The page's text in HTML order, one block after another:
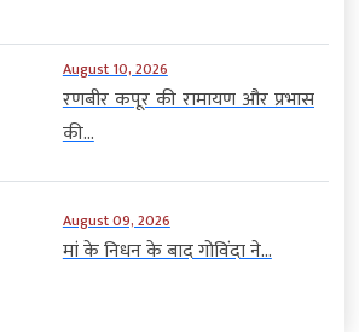
August 10, 2026
रणबीर कपूर की रामायण और प्रभास
की...
August 09, 2026
मां के निधन के बाद गोविंदा ने...